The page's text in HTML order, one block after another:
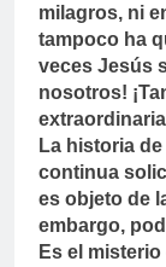
milagros, ni
tampoco ha
veces Jesús
nosotros!
La historia
continua
es objeto de
embargo,
Es el